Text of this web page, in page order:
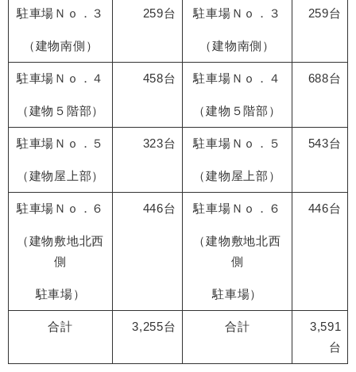
駐車場Ｎｏ．３
（建物南側）
259台 駐車場Ｎｏ．３
（建物南側）
259台
駐車場Ｎｏ．４
（建物５階部）
458台 駐車場Ｎｏ．４
（建物５階部）
688台
駐車場Ｎｏ．５
（建物屋上部）
323台 駐車場Ｎｏ．５
（建物屋上部）
543台
駐車場Ｎｏ．６
（建物敷地北西
側
駐車場）
446台 駐車場Ｎｏ．６
（建物敷地北西
側
駐車場）
446台
合計 3,255台 合計
3,591
台